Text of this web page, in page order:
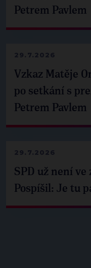
Petrem Pavlem
29.7.2026
Vzkaz Matěje
po setkání s
Petrem Pavlem
29.7.2026
SPD už není
Pospíšil: Je tu